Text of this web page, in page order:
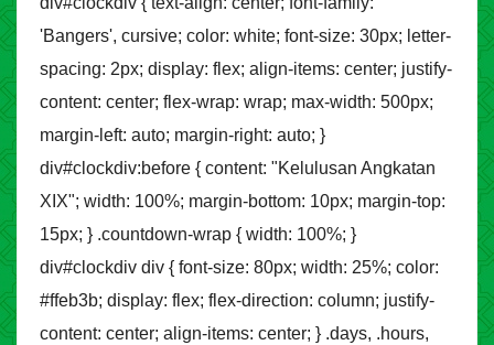
'Bangers', cursive; color: white; font-size: 30px; letter-
spacing: 2px; display: flex; align-items: center; justify-
content: center; flex-wrap: wrap; max-width: 500px;
margin-left: auto; margin-right: auto; }
div#clockdiv:before { content: "Kelulusan Angkatan
XIX"; width: 100%; margin-bottom: 10px; margin-top:
15px; } .countdown-wrap { width: 100%; }
div#clockdiv div { font-size: 80px; width: 25%; color:
#ffeb3b; display: flex; flex-direction: column; justify-
content: center; align-items: center; } .days, .hours,